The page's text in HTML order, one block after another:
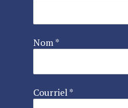
Nom*
Courriel*